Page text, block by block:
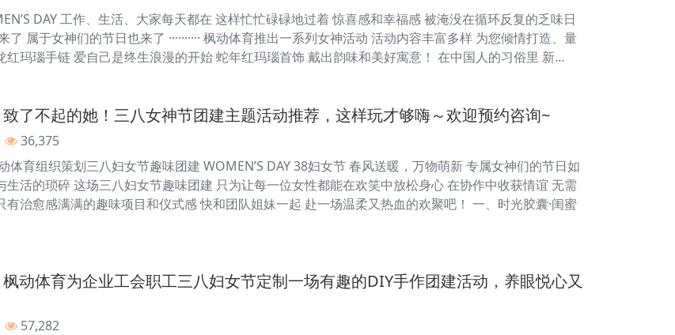
DAY 工作、生活、大家每天都在 这样忙忙碌碌地过着 惊喜感和幸福感 被淹没在循环反复的乏味日
属于女神们的节日也来了 ·········· 枫动体育推出一系列女神活动 活动内容丰富多样 为您倾情打造、量
红玛瑙手链 爱自己是终生浪漫的开始 蛇年红玛瑙首饰 戴出韵味和美好寓意！ 在中国人的习俗里 新…
了不起的她！三八女神节团建主题活动推荐，这样玩才够嗨～欢迎预约咨询~
36,375
体育组织策划三八妇女节趣味团建 WOMEN’S DAY 38妇女节 春风送暖，万物萌新 专属女神们的节日如
生活的琐碎 这场三八妇女节趣味团建 只为让每一位女性都能在欢笑中放松身心 在协作中收获情谊 无需
治愈感满满的趣味项目和仪式感 快和团队姐妹一起 赴一场温柔又热血的欢聚吧！ 一、时光胶囊·闺蜜
动体育为企业工会职工三八妇女节定制一场有趣的DIY手作团建活动，养眼悦心又
57,282